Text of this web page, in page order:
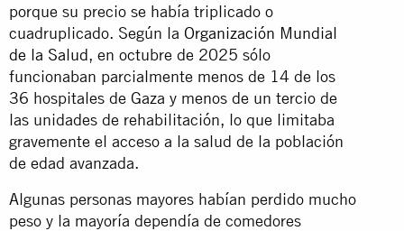
porque su precio se había triplicado o
cuadruplicado. Según la Organización Mundial
de la Salud, en octubre de 2025 sólo
funcionaban parcialmente menos de 14 de los
36 hospitales de Gaza y menos de un tercio de
las unidades de rehabilitación, lo que limitaba
gravemente el acceso a la salud de la población
de edad avanzada.
Algunas personas mayores habían perdido mucho
peso y la mayoría dependía de comedores